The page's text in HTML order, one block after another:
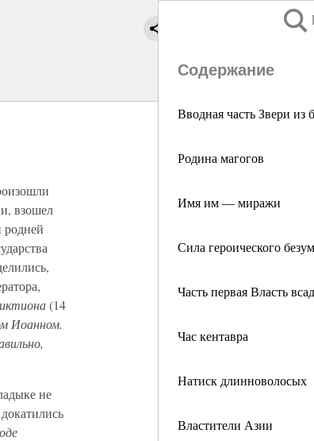
Содержание
Вводная часть Звери из
Родина магогов
Имя им — миражи
Сила героического
Часть первая Власть
Час кентавра
Натиск длинноволосых
Властители Азии
взошел
родней
(14
Иоанном.
не